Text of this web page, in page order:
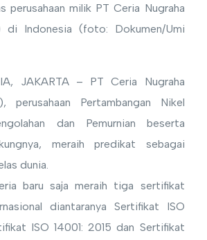
perusahaan milik PT Ceria Nugraha
di Indonesia (foto: Dokumen/Umi
JAKARTA – PT Ceria Nugraha
perusahaan Pertambangan Nikel
dan Pemurnian beserta
meraih predikat sebagai
dunia.
baru saja meraih tiga sertifikat
diantaranya Sertifikat ISO
ISO 14001: 2015 dan Sertifikat